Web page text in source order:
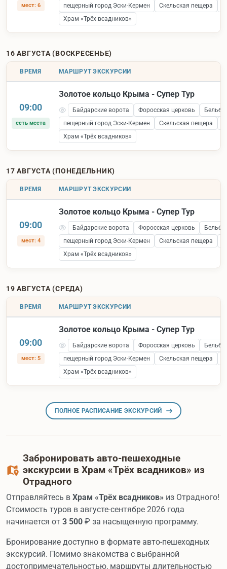
мест: 6
пещерный город Эски-Кермен
Скельская пещера
Храм «Трёх всадников»
16 АВГУСТА (ВОСКРЕСЕНЬЕ)
ВРЕМЯ МАРШРУТ ЭКСКУРСИИ
09:00
есть места
Золотое кольцо Крыма - Супер Тур
Байдарские ворота Форосская церковь
пещерный город Эски-Кермен
Скельская пещера
Храм «Трёх всадников»
17 АВГУСТА (ПОНЕДЕЛЬНИК)
ВРЕМЯ МАРШРУТ ЭКСКУРСИИ
09:00
мест: 4
Золотое кольцо Крыма - Супер Тур
Байдарские ворота Форосская церковь
пещерный город Эски-Кермен
Скельская пещера
Храм «Трёх всадников»
19 АВГУСТА (СРЕДА)
ВРЕМЯ МАРШРУТ ЭКСКУРСИИ
09:00
мест: 5
Золотое кольцо Крыма - Супер Тур
Байдарские ворота Форосская церковь
пещерный город Эски-Кермен
Скельская пещера
Храм «Трёх всадников»
ПОЛНОЕ РАСПИСАНИЕ ЭКСКУРСИЙ
Забронировать авто-пешеходные
экскурсии в Храм «Трёх всадников» из
Отрадного
Отправляйтесь в Храм «Трёх всадников» из Отрадного!
Стоимость туров в августе-сентябре 2026 года
начинается от 3 500 ₽ за насыщенную программу.
Бронирование доступно в формате авто-пешеходных
экскурсий. Помимо знакомства с выбранной
достопримечательностью, маршруты длительностью